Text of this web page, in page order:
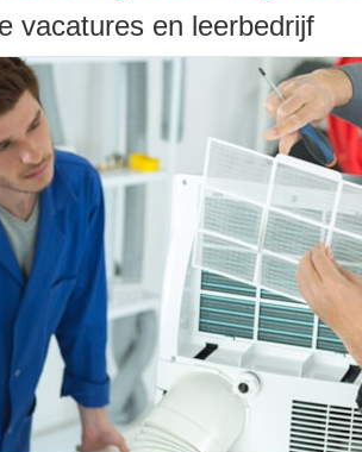
vacatures en leerbedrijf